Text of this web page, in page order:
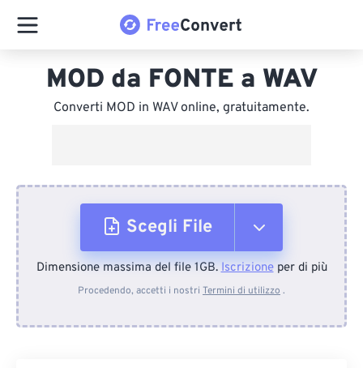
MOD da FONTE a WAV
Converti MOD in WAV online, gratuitamente.
Scegli File
Dal dispositivo
Dimensione massima del file 1GB.Iscrizioneper di più
Procedendo, accetti i nostri Termini di utilizzo .